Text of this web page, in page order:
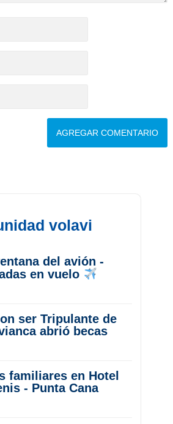
volavi
del avión -
en vuelo
ser Tripulante de
abrió becas
familiares en Hotel
- Punta Cana